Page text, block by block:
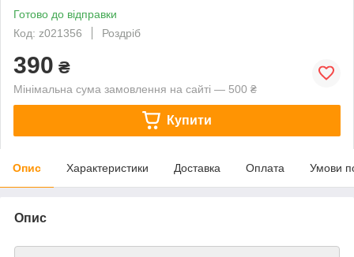
Готово до відправки
Код: z021356
Роздріб
390 ₴
Мінімальна сума замовлення на сайті — 500 ₴
Купити
Опис Характеристики Доставка Оплата Умови
Опис